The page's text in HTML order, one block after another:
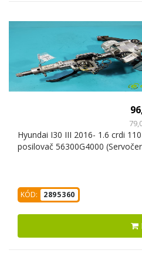
Hyundai I30 III 2016- 1.6 crdi
posilovač 56300G4000
KÓD: 2895360